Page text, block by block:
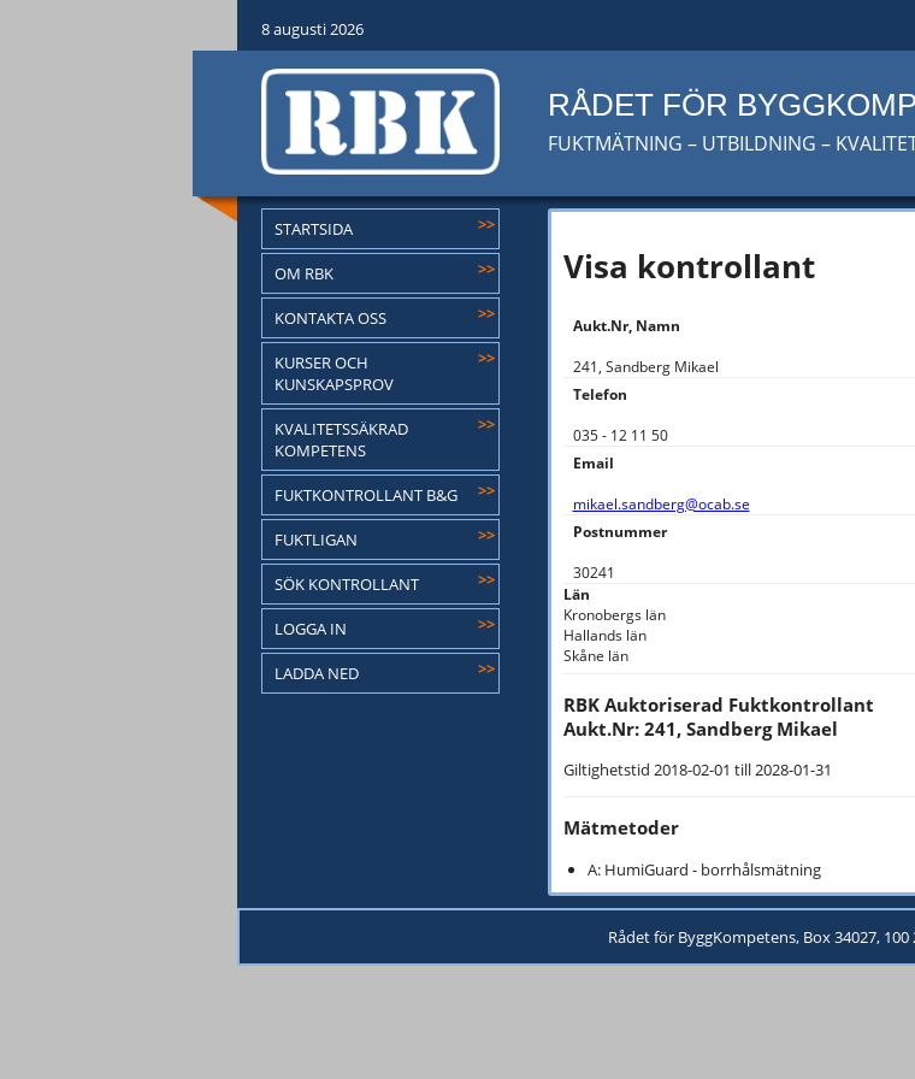
8 augusti 2026
RÅDET FÖR
FUKTMÄTNING – UTBILDNING –
STARTSIDA >>
OM RBK >>
KONTAKTA OSS >>
KURSER OCH
KUNSKAPSPROV
>>
KVALITETSSÄKRAD
KOMPETENS
>>
FUKTKONTROLLANT B&G >>
FUKTLIGAN >>
SÖK KONTROLLANT >>
LOGGA IN >>
LADDA NED >>
Visa kontrollant
Aukt.Nr, Namn
241, Sandberg Mikael
Telefon
035 - 12 11 50
Email
mikael.sandberg@ocab.se
Postnummer
30241
Län
Kronobergs län
Hallands län
Skåne län
RBK Auktoriserad Fuktkontrollant
Aukt.Nr: 241, Sandberg Mikael
Giltighetstid 2018-02-01 till 2028-01-31
Mätmetoder
A: HumiGuard - borrhålsmätning
Rådet för ByggKompetens, Box 34027,